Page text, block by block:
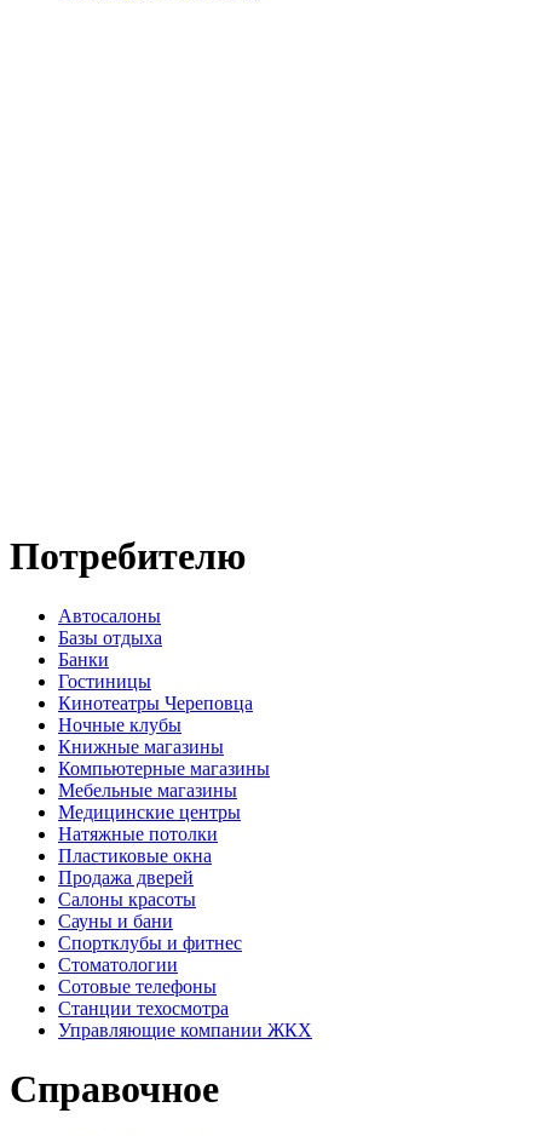
Потребителю
Автосалоны
Базы отдыха
Банки
Гостиницы
Кинотеатры Череповца
Ночные клубы
Книжные магазины
Компьютерные магазины
Мебельные магазины
Медицинские центры
Натяжные потолки
Пластиковые окна
Продажа дверей
Салоны красоты
Сауны и бани
Спортклубы и фитнес
Стоматологии
Сотовые телефоны
Станции техосмотра
Управляющие компании ЖКХ
Справочное